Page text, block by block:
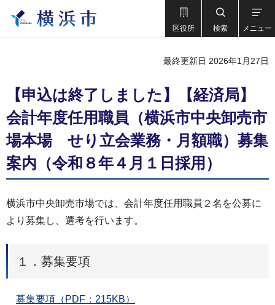
区役所 検索 メニュー
最終更新日 2026年1月27日
【申込は終了しました】【経済局】
会計年度任用職員（横浜市中央卸売市
場本場 せり立会業務・月額職）募集
案内（令和８年４月１日採用）
横浜市中央卸売市場では、会計年度任⽤職員２名を公募に
より募集し、選考を⾏います。
１．募集要項
募集要項（PDF：215KB）